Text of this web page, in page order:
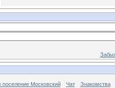
поселение Московский Чат
Знакомства